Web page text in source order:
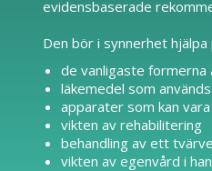
evidensbaserade
Den bör i synnerhet
de vanligaste formerna
läkemedel som
apparater som kan
vikten av rehabilitering
behandling av ett
vikten av egenvård i